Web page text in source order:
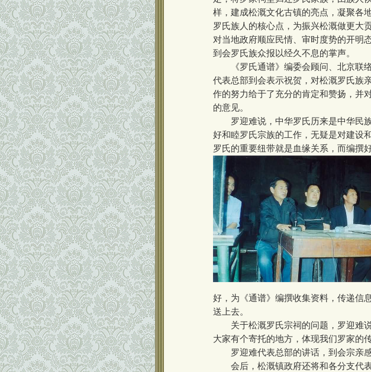
样，建成松溉文化古镇的亮点，凝聚各
罗氏族人的核心点，为振兴松溉做更大贡
对当地政府顺应民情、审时度势的开明
到会罗氏族众报以经久不息的掌声。
《罗氏通谱》编委会顾问、北京联络
代表总部到会表示祝贺，对松溉罗氏族
作的努力给于了充分的肯定和赞扬，并
的意见。
罗迎难说，中华罗氏历来是中华民族
好和睦罗氏宗族的工作，无疑是对建设
罗氏的重要纽带就是血缘关系，而编撰
好，为《通谱》编撰收集资料，传递信
送上去。
关于松溉罗氏宗祠的问题，罗迎难说
大家有个寄托的地方，体现我们罗家的
罗迎难代表总部的讲话，到会宗亲感
会后，松溉镇政府还将和各分支代表